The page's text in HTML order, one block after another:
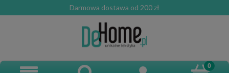
Darmowa dostawa od 200 zł